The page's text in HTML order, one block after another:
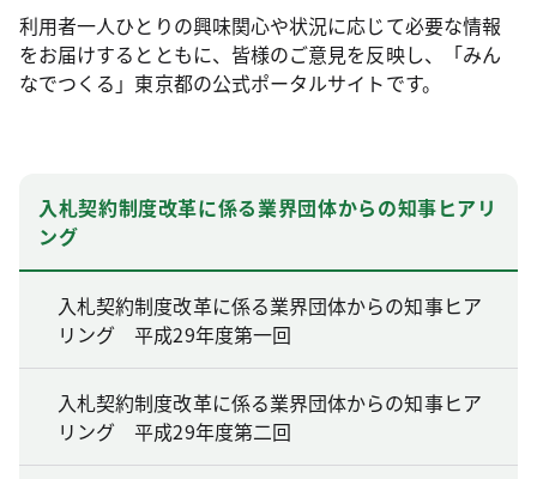
利用者一人ひとりの興味関心や状況に応じて必要な情報
をお届けするとともに、皆様のご意見を反映し、「みん
なでつくる」東京都の公式ポータルサイトです。
入札契約制度改革に係る業界団体からの知事ヒアリ
ング
入札契約制度改革に係る業界団体からの知事ヒア
リング 平成29年度第一回
入札契約制度改革に係る業界団体からの知事ヒア
リング 平成29年度第二回